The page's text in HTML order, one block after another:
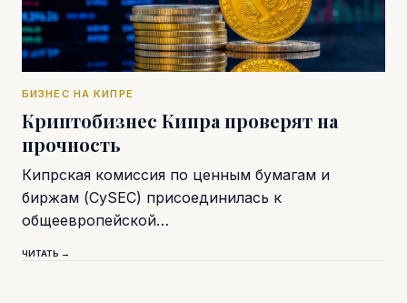
БИЗНЕС НА КИПРЕ
Криптобизнес Кипра проверят на
прочность
Кипрская комиссия по ценным бумагам и
биржам (CySEC) присоединилась к
общеевропейской…
ЧИТАТЬ →